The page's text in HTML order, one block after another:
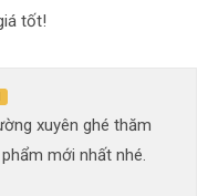
tốt!
xuyên ghé thăm
mới nhất nhé.